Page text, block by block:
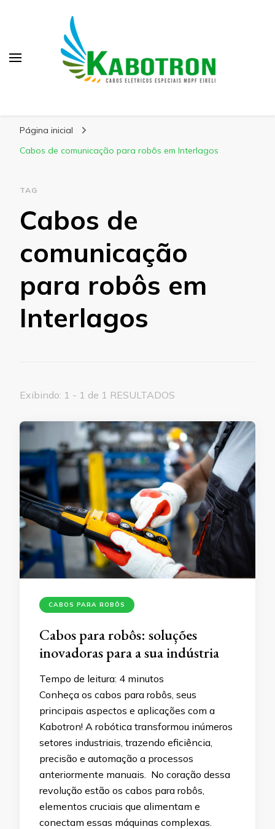
Página inicial
Cabos de comunicação para robôs em Interlagos
TAG
Cabos de
comunicação
para robôs em
Interlagos
Exibindo: 1 - 1 de 1 RESULTADOS
CABOS PARA ROBÔS
Cabos para robôs: soluções
inovadoras para a sua indústria
Tempo de leitura: 4 minutos
Conheça os cabos para robôs, seus
principais aspectos e aplicações com a
Kabotron! A robótica transformou inúmeros
setores industriais, trazendo eficiência,
precisão e automação a processos
anteriormente manuais. No coração dessa
revolução estão os cabos para robôs,
elementos cruciais que alimentam e
conectam essas máquinas complexas.